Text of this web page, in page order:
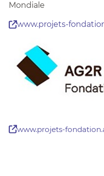
Mondiale
www.projets-
www.projets-